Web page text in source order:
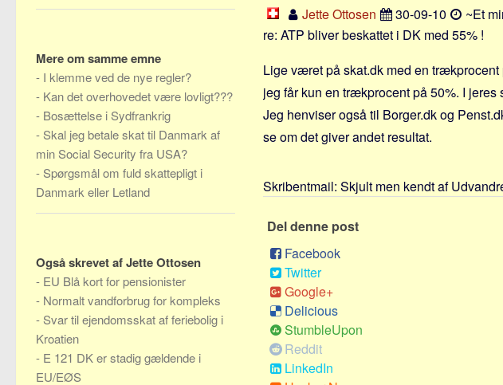
Jette Ottosen 30-09-10
~Et
re: ATP bliver beskattet i DK med 55% !
Lige været på skat.dk med en
jeg får kun en trækprocent på 50%. I
Jeg henviser også til Borger.dk og
se om det giver andet resultat.
Skribentmail: Skjult men kendt af
Del denne post
Facebook
Twitter
Google+
Delicious
StumbleUpon
Reddit
LinkedIn
Mere om samme emne
- I klemme ved de nye regler?
- Kan det overhovedet være lovligt???
- Bosættelse i Sydfrankrig
- Skal jeg betale skat til Danmark af
min Social Security fra USA?
- Spørgsmål om fuld skattepligt i
Danmark eller Letland
Også skrevet af Jette Ottosen
- EU Blå kort for pensionister
- Normalt vandforbrug for kompleks
- Svar til ejendomsskat af feriebolig i
Kroatien
- E 121 DK er stadig gældende i
EU/EØS